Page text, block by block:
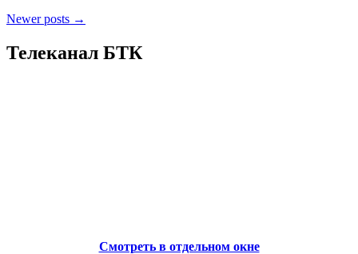
Newer posts →
Телеканал БТК
Смотреть в отдельном окне